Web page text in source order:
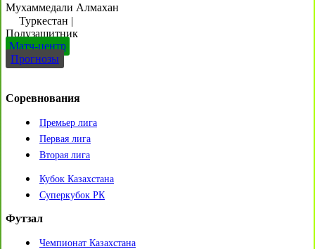
Мухаммедали Алмахан
Туркестан |
Полузащитник
Матч-центр
Прогнозы
Соревнования
Премьер лига
Первая лига
Вторая лига
Кубок Казахстана
Суперкубок РК
Футзал
Чемпионат Казахстана